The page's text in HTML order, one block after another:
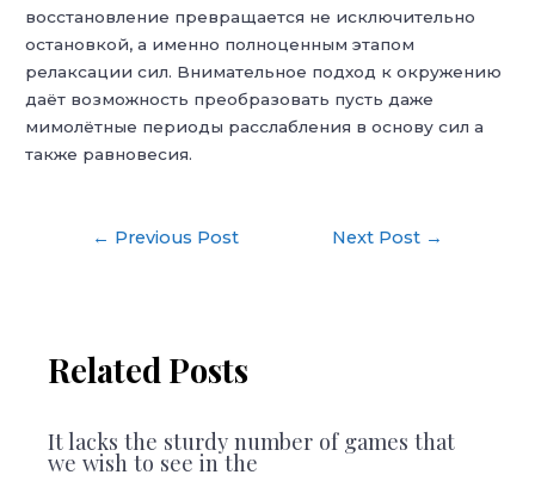
восстановление превращается не исключительно
остановкой, а именно полноценным этапом
релаксации сил. Внимательное подход к окружению
даёт возможность преобразовать пусть даже
мимолётные периоды расслабления в основу сил а
также равновесия.
← Previous Post Next Post →
Related Posts
It lacks the sturdy number of games that
we wish to see in the